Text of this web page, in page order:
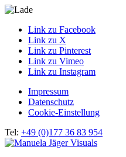
Link zu Facebook
Link zu X
Link zu Pinterest
Link zu Vimeo
Link zu Instagram
Impressum
Datenschutz
Cookie-Einstellung
Tel: +49 (0)177 36 83 954